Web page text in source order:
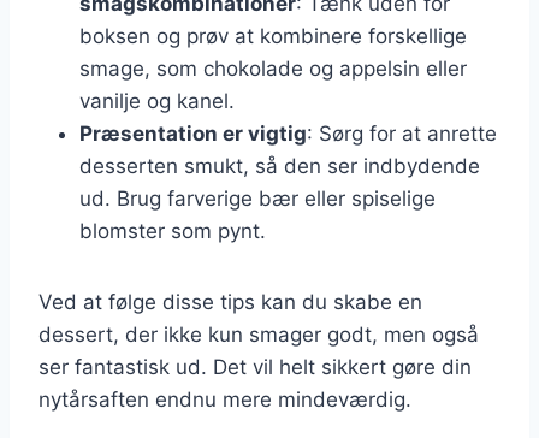
boksen og prøv at kombinere forskellige
smage, som chokolade og appelsin eller
vanilje og kanel.
Præsentation er vigtig: Sørg for at anrette
desserten smukt, så den ser indbydende
ud. Brug farverige bær eller spiselige
blomster som pynt.
Ved at følge disse tips kan du skabe en
dessert, der ikke kun smager godt, men også
ser fantastisk ud. Det vil helt sikkert gøre din
nytårsaften endnu mere mindeværdig.